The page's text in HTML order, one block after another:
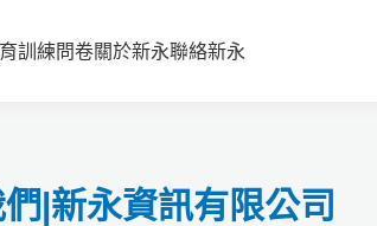
|新永資訊有限公司
訓練問卷關於新永聯絡新永